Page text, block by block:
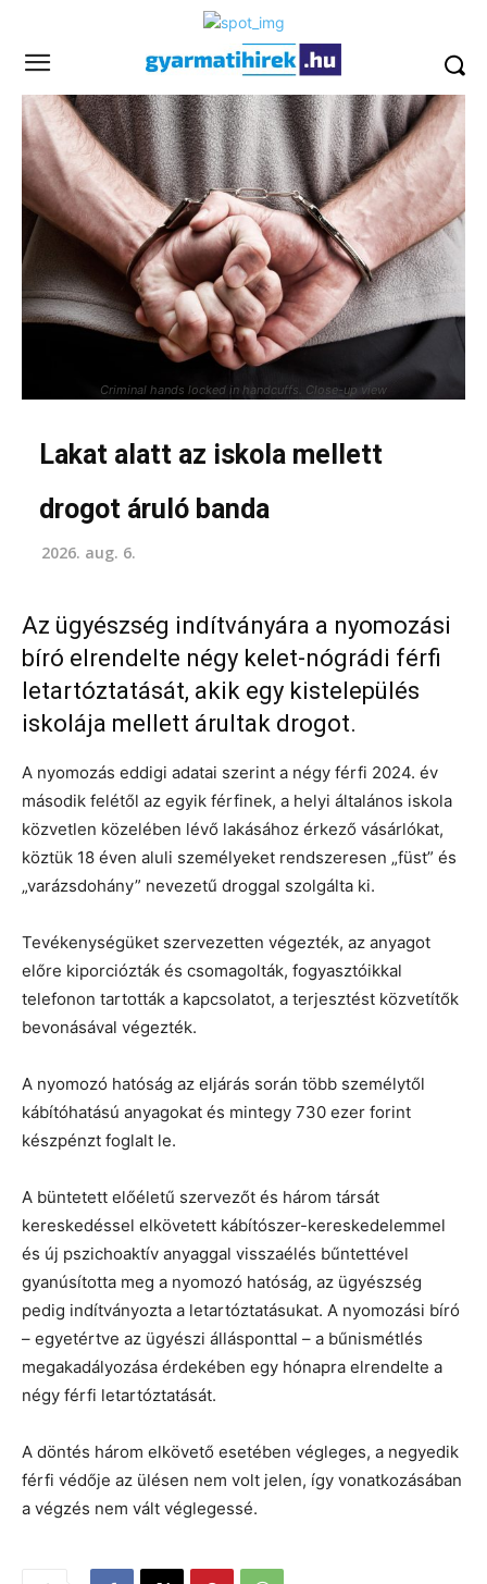
Criminal hands locked in handcuffs. Close-up view
Lakat alatt az iskola mellett
drogot áruló banda
2026. aug. 6.
Az ügyészség indítványára a nyomozási
bíró elrendelte négy kelet-nógrádi férfi
letartóztatását, akik egy kistelepülés
iskolája mellett árultak drogot.
A nyomozás eddigi adatai szerint a négy férfi 2024. év
második felétől az egyik férfinek, a helyi általános iskola
közvetlen közelében lévő lakásához érkező vásárlókat,
köztük 18 éven aluli személyeket rendszeresen „füst” és
„varázsdohány” nevezetű droggal szolgálta ki.
Tevékenységüket szervezetten végezték, az anyagot
előre kiporciózták és csomagolták, fogyasztóikkal
telefonon tartották a kapcsolatot, a terjesztést közvetítők
bevonásával végezték.
A nyomozó hatóság az eljárás során több személytől
kábítóhatású anyagokat és mintegy 730 ezer forint
készpénzt foglalt le.
A büntetett előéletű szervezőt és három társát
kereskedéssel elkövetett kábítószer-kereskedelemmel
és új pszichoaktív anyaggal visszaélés bűntettével
gyanúsította meg a nyomozó hatóság, az ügyészség
pedig indítványozta a letartóztatásukat. A nyomozási bíró
– egyetértve az ügyészi állásponttal – a bűnismétlés
megakadályozása érdekében egy hónapra elrendelte a
négy férfi letartóztatását.
A döntés három elkövető esetében végleges, a negyedik
férfi védője az ülésen nem volt jelen, így vonatkozásában
a végzés nem vált véglegessé.